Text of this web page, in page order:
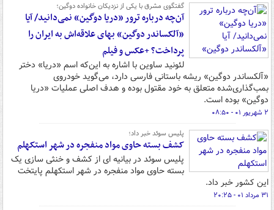
گفتگوی مشرق با یکی از نزدیکان خانواده دوگین؛
آن‌چه درباره ترور «دریا دوگین» نمی‌دانید/ آیا
«آلکساندر دوگین» بهای علاقه‌اش به ایران را
پرداخت؟ +عکس و فیلم
لئونید ساوین با اشاره به این‌که اسم «دریا» دختر
«آلکساندر دوگین» ریشه باستانی فارسی دارد، می‌گوید خودروی
بمب‌گذاری‌شده متعلق به خود مقتول بوده و هدف اصلی عملیات «دریا
دوگین» بوده است.
۲ شهریور ۰۱ - ۰۸:۵۰
پلیس سوئد خبر داد؛
کشف بسته حاوی مواد منفجره در شهر استکهلم
پلیس سوئد در بیانیه ای از کشف و خنثی سازی یک
بسته حاوی مواد منفجره در شهر استکهلم پایتخت
این کشور خبر داد.
۳۱ مرداد ۰۱ - ۲۰:۲۵